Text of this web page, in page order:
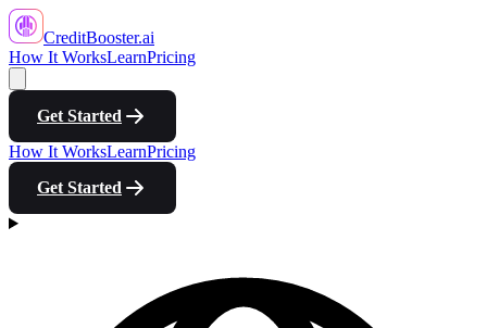
CreditBooster.ai
How It WorksLearnPricing
Get Started
How It WorksLearnPricing
Get Started